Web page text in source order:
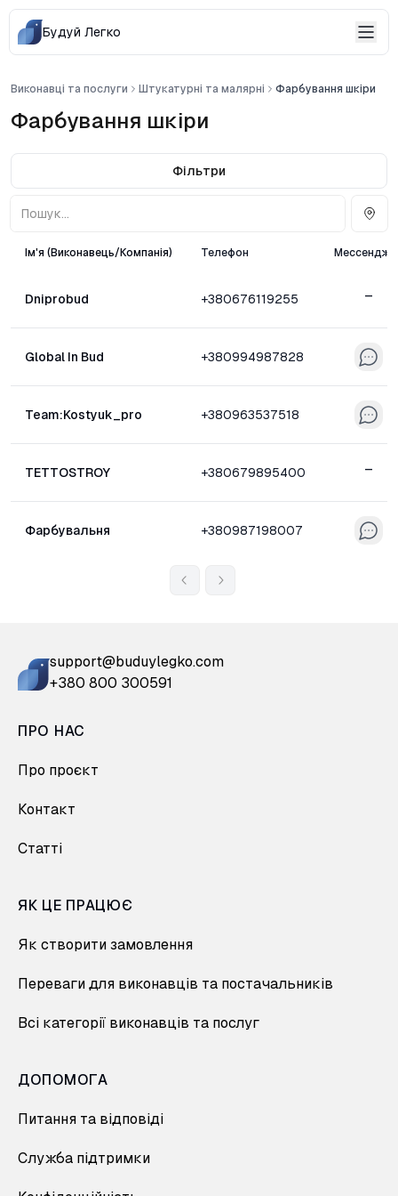
Будуй Легко
Виконавці та послуги Штукатурні та малярні Фарбування шкіри
Фарбування шкіри
Фільтри
Ім'я (Виконавець/Компанія) Телефон
Dniprobud +380676119255 –
Global In Bud +380994987828
Team:Kostyuk_pro +380963537518
TETTOSTROY +380679895400 –
Фарбувальня +380987198007
support@buduylegko.com
+380 800 300591
ПРО НАС
Про проєкт
Контакт
Статті
ЯК ЦЕ ПРАЦЮЄ
Як створити замовлення
Переваги для виконавців та постачальників
Всі категорії виконавців та послуг
ДОПОМОГА
Питання та відповіді
Служба підтримки